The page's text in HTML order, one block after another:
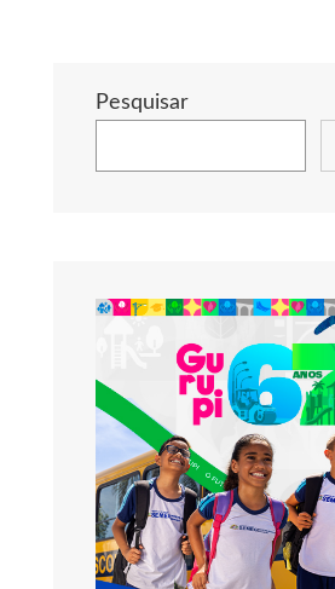
Pesquisar